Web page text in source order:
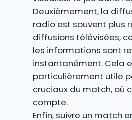
Deuxièmement, la
radio est souvent plus
diffusions télévisées,
les informations sont
instantanément. Cela
particulièrement utile
cruciaux du match, où
compte.
Enfin, suivre un match